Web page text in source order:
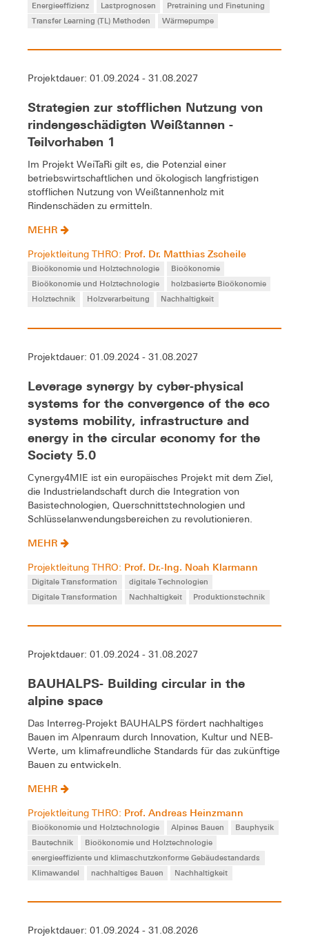
Energieeffizienz Lastprognosen
Pretraining und Finetuning
Transfer Learning (TL) Methoden
Wärmepumpe
Projektdauer: 01.09.2024 - 31.08.2027
Strategien zur stofflichen Nutzung von
rindengeschädigten Weißtannen -
Teilvorhaben 1
Im Projekt WeiTaRi gilt es, die Potenzial einer
betriebswirtschaftlichen und ökologisch langfristigen
stofflichen Nutzung von Weißtannenholz mit
Rindenschäden zu ermitteln.
MEHR
Projektleitung THRO: Prof. Dr. Matthias Zscheile
Bioökonomie und Holztechnologie
Bioökonomie
Bioökonomie und Holztechnologie
holzbasierte Bioökonomie
Holztechnik
Holzverarbeitung Nachhaltigkeit
Projektdauer: 01.09.2024 - 31.08.2027
Leverage synergy by cyber-physical
systems for the convergence of the eco
systems mobility, infrastructure and
energy in the circular economy for the
Society 5.0
Cynergy4MIE ist ein europäisches Projekt mit dem Ziel,
die Industrielandschaft durch die Integration von
Basistechnologien, Querschnittstechnologien und
Schlüsselanwendungsbereichen zu revolutionieren.
MEHR
Projektleitung THRO: Prof. Dr.-Ing. Noah Klarmann
Digitale Transformation
digitale Technologien
Digitale Transformation
Nachhaltigkeit Produktionstechnik
Projektdauer: 01.09.2024 - 31.08.2027
BAUHALPS- Building circular in the
alpine space
Das Interreg-Projekt BAUHALPS fördert nachhaltiges
Bauen im Alpenraum durch Innovation, Kultur und NEB-
Werte, um klimafreundliche Standards für das zukünftige
Bauen zu entwickeln.
MEHR
Projektleitung THRO: Prof. Andreas Heinzmann
Bioökonomie und Holztechnologie Alpines Bauen
Bauphysik
Bautechnik
Bioökonomie und Holztechnologie
energieeffiziente und klimaschutzkonforme Gebäudestandards
Klimawandel
nachhaltiges Bauen Nachhaltigkeit
Projektdauer: 01.09.2024 - 31.08.2026